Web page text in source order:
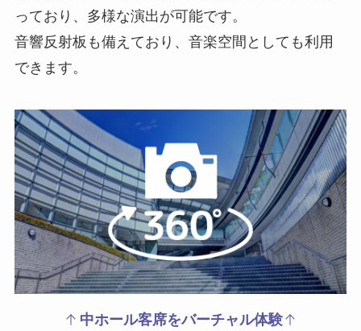
っており、多様な演出が可能です。
音響反射板も備えており、音楽空間としても利用
できます。
中ホール客席をバーチャル体験